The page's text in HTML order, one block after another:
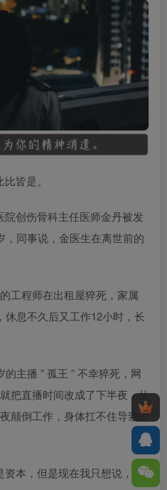
皆是。
创伤骨科主任医师金丹被发
同事说，金医生在离世前的
工程师在出租屋猝死，家属
息不久后又工作12小时，长
主播 ” 孤王 ” 不幸猝死，网
把直播时间改成了下半夜，从
颠倒工作，身体扛不住导致过
资本，但是现在我只想说，健